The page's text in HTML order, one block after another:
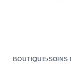
BOUTIQUE›SOINS